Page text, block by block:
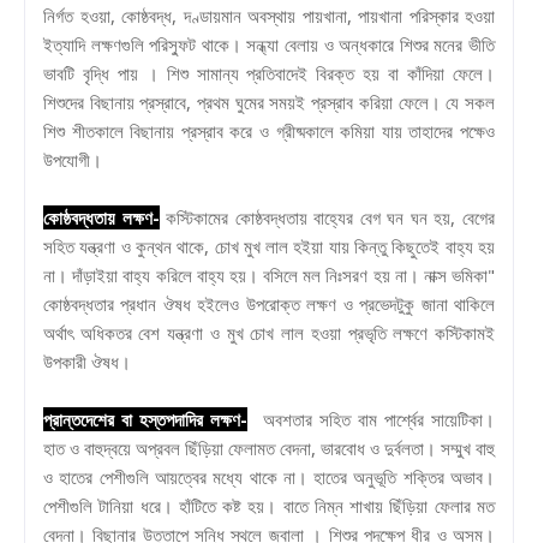
নির্গত হওয়া, কোষ্ঠবদ্ধ, দণ্ডায়মান অবস্থায় পায়খানা, পায়খানা পরিস্কার হওয়া
ইত্যাদি লক্ষণগুলি পরিস্ফুট থাকে। সন্ধ্যা বেলায় ও অন্ধকারে শিশুর মনের ভীতি
ভাবটি বৃদ্ধি পায় । শিশু সামান্য প্রতিবাদেই বিরক্ত হয় বা কাঁদিয়া ফেলে।
শিশুদের বিছানায় প্রস্রাবে, প্রথম ঘুমের সময়ই প্রস্রাব করিয়া ফেলে। যে সকল
শিশু শীতকালে বিছানায় প্রস্রাব করে ও গ্রীষ্মকালে কমিয়া যায় তাহাদের পক্ষেও
উপযোগী।
কোষ্ঠবদ্ধতায় লক্ষণ- কস্টিকামের কোষ্ঠবদ্ধতায় বাহ্যের বেগ ঘন ঘন হয়, বেগের
সহিত যন্ত্রণা ও কুন্থন থাকে, চোখ মুখ লাল হইয়া যায় কিন্তু কিছুতেই বাহ্য হয়
না। দাঁড়াইয়া বাহ্য করিলে বাহ্য হয়। বসিলে মল নিঃসরণ হয় না। নাক্স ভমিকা"
কোষ্ঠবদ্ধতার প্রধান ঔষধ হইলেও উপরোক্ত লক্ষণ ও প্রভেদটুকু জানা থাকিলে
অর্থাৎ অধিকতর বেশ যন্ত্রণা ও মুখ চোখ লাল হওয়া প্রভৃতি লক্ষণে কস্টিকামই
উপকারী ঔষধ।
প্রান্তদেশের বা হস্তপদাদির লক্ষণ-
অবশতার সহিত বাম পার্শ্বের সায়েটিকা।
হাত ও বাহুদ্বয়ে অপ্রবল ছিঁড়িয়া ফেলামত বেদনা, ভারবোধ ও দুর্বলতা। সম্মুখ বাহু
ও হাতের পেশীগুলি আয়ত্বের মধ্যে থাকে না। হাতের অনুভূতি শক্তির অভাব।
পেশীগুলি টানিয়া ধরে। হাঁটিতে কষ্ট হয়। বাতে নিম্ন শাখায় ছিঁড়িয়া ফেলার মত
বেদনা। বিছানার উত্তাপে সন্ধি স্থলে জ্বালা । শিশুর পদক্ষেপ ধীর ও অসম।